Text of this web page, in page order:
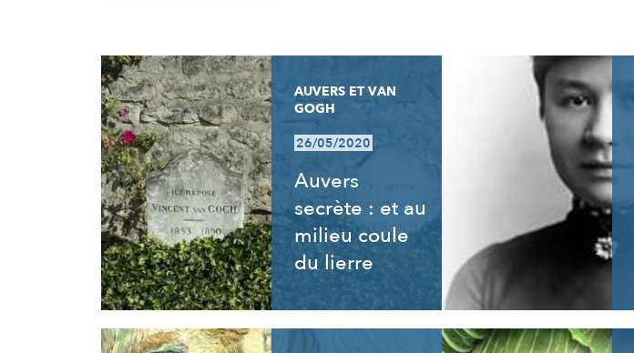
RÉSULTATS
AUVERS ET VAN
GOGH
26/05/2020
Auvers
secrète : et au
milieu coule
du lierre